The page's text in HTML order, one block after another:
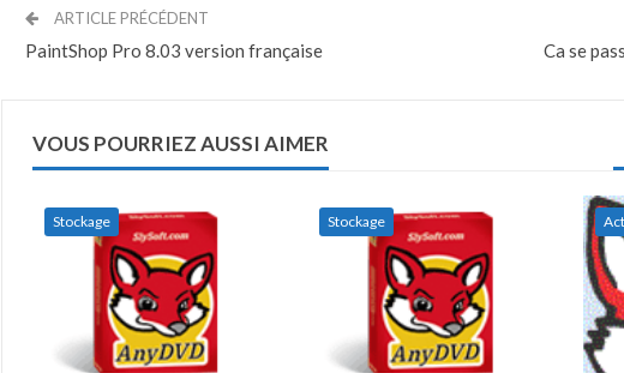
ARTICLE PRÉCÉDENT
PaintShop Pro 8.03 version française Ca se
VOUS POURRIEZ AUSSI AIMER
Stockage Stockage